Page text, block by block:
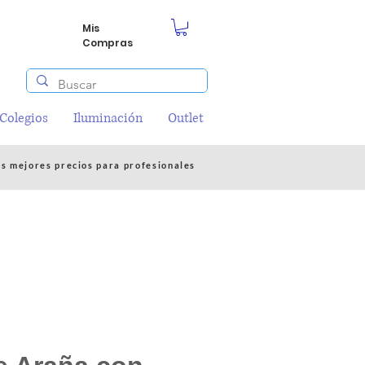
Mis
Compras
Iluminación Outlet
mejores precios para profesionales